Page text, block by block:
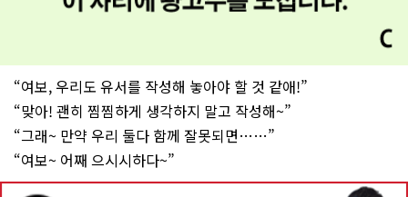
“여보, 우리도 유서를 작성해 놓아야 할 것 같애!”
“맞아! 괜히 찜찜하게 생각하지 말고 작성해~”
“그래~ 만약 우리 둘다 함께 잘못되면……”
“여보~ 어째 으시시하다~”